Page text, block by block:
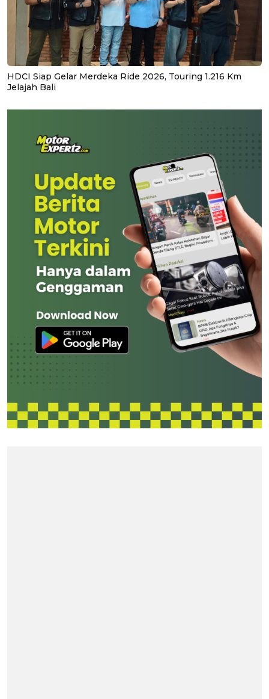
HDCI Siap Gelar Merdeka Ride 2026, Touring 1.216 Km
Jelajah Bali